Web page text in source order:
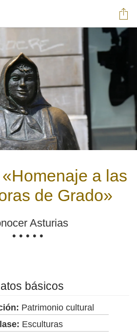
a las
de Grado»
Asturias
• • • • •
básicos
Patrimonio cultural
Esculturas